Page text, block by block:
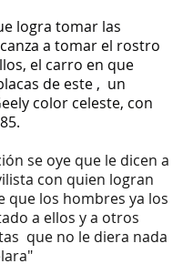
logra tomar las
a tomar el rostro
el carro en que
de este ,  un
color celeste, con
se oye que le dicen a
con quien logran
que los hombres ya los
a ellos y a otros
que no le diera nada